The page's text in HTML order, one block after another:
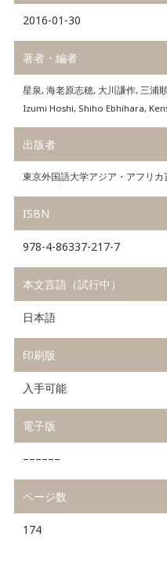
2016-01-30
著者・編者
星泉, 海老原志穂, 大川謙作, 三浦
Izumi Hoshi, Shiho Ebhihara,
出版者
東京外国語大学アジア・アフリ
ISBN
978-4-86337-217-7
本文言語（試行中）
日本語
印刷版
入手可能
電子版
––––––
ページ数
174